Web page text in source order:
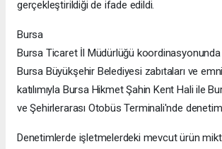
gerçekleştirildiği de ifade edildi.
Bursa
Bursa Ticaret İl Müdürlüğü
Bursa Büyükşehir Belediyesi zabıtaları ve
katılımıyla Bursa Hikmet Şahin Kent Hali ile
ve Şehirlerarası Otobüs Terminali'nde
Denetimlerde işletmelerdeki mevcut ürün